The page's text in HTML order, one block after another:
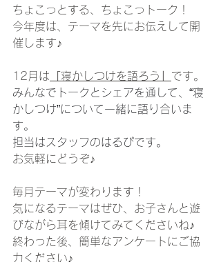
ちょこっとする、ちょこっトーク！
今年度は、テーマを先にお伝えして開
催します♪
12月は 寝かしつけを語ろう
です。
みんなでトークとシェアを通して、“寝
かしつけ”について一緒に語り合いま
す。
担当はスタッフのはるぴです。
お気軽にどうぞ♪
毎月テーマが変わります！
気になるテーマはぜひ、お子さんと遊
びながら耳を傾けてみてくださいね♪
終わった後、簡単なアンケートにご協
力ください♪